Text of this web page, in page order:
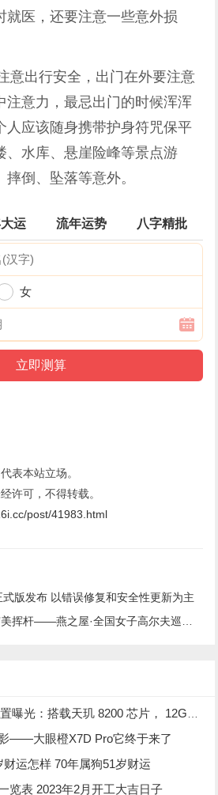
就医，还要注意一些意外损
意出行安全，出门在外要注意
注意力，最忌出门的时候浑浑
人应该随身携带护身符咒保平
、水库、悬崖险峰等景点游
倒、坠落等意外。
运 流年运势 八字精批
女
表本站立场。
许可，不得转载。
post/41983.html
版发布 以错误修复和安全性更新为主
燕之屋·全国女子高尔夫巡回赛启动暨广州站盛大启幕
光：搭载天玑 8200 芯片， 12GB 内存
——大眼橙X7D Pro它终于来了
运怎样 70年属狗51岁财运
览表 2023年2月开工大吉日子